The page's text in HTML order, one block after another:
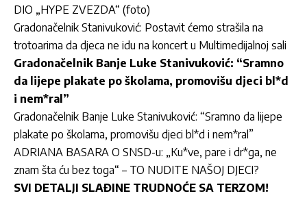
DIO „HYPE ZVEZDA“ (foto)
Gradonačelnik Stanivuković: Postavit ćemo strašila na
trotoarima da djeca ne idu na koncert u Multimedijalnoj sali
Gradonačelnik Banje Luke Stanivuković: “Sramno
da lijepe plakate po školama, promovišu djeci bl*d
i nem*ral”
Gradonačelnik Banje Luke Stanivuković: “Sramno da lijepe
plakate po školama, promovišu djeci bl*d i nem*ral”
ADRIANA BASARA O SNSD-u: „Ku*ve, pare i dr*ga, ne
znam šta ću bez toga“ – TO NUDITE NAŠOJ DJECI?
SVI DETALJI SLAĐINE TRUDNOĆE SA TERZOM!